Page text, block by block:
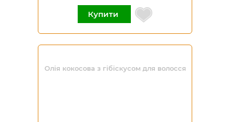
Купити
Олія кокосова з гібіскусом для волосся